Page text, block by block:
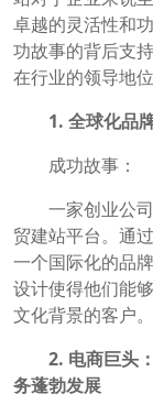
卓越的灵活性和
功故事的背后支
在行业的领导地
1. 全球化品
成功故事：
一家创业公司
贸建站平台。通
一个国际化的品
设计使得他们能
文化背景的客户。
2. 电商巨头
务蓬勃发展